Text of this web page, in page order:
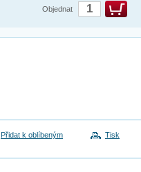
Objednat
Přidat k oblíbeným Tisk